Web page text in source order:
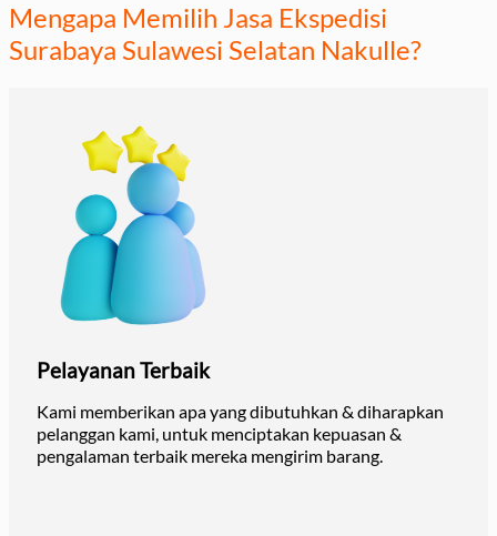
Mengapa Memilih Jasa Ekspedisi
Surabaya Sulawesi Selatan Nakulle?
Pelayanan Terbaik
Kami memberikan apa yang dibutuhkan & diharapkan
pelanggan kami, untuk menciptakan kepuasan &
pengalaman terbaik mereka mengirim barang.